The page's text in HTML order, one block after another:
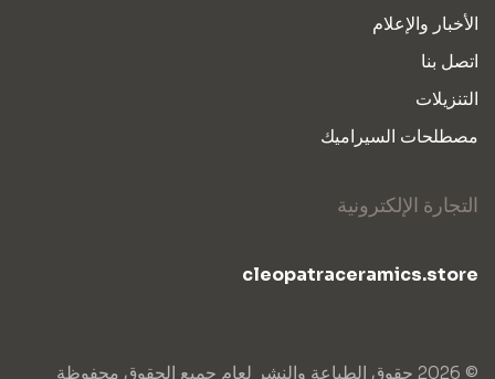
الأخبار والإعلام
اتصل بنا
التنزيلات
مصطلحات السيراميك
التجارة الإلكترونية
cleopatraceramics.store
© 2026 حقوق الطباعة والنشر لعام جميع الحقوق محفوظة